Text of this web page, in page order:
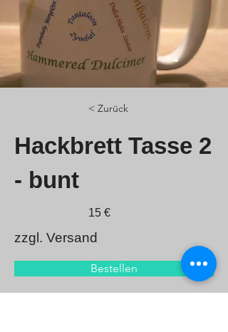
< Zurück
Hackbrett Tasse 2
- bunt
15 €
zzgl. Versand
Bestellen